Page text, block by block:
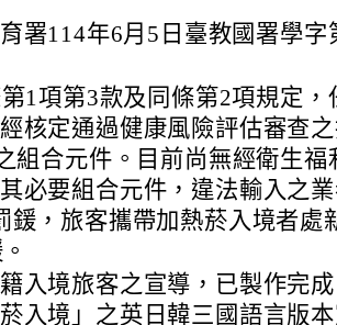
署114年6月5日臺教國署學字
1項第3款及同條第2項規定，
核定通過健康風險評估審查
組合元件。目前尚無經衛生福
必要組合元件，違法輸入之
鍰，旅客攜帶加熱菸入境者處
入境旅客之宣導，已製作完成
入境」之英日韓三國語言版